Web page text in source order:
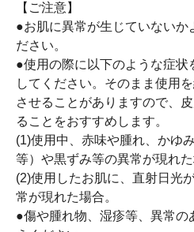
【ご注意】
●お肌に異常が生じていないか
ださい。
●使用の際に以下のような症状
してください。そのまま使用
させることがありますので、
ることをおすすめします。
(1)使用中、赤味や腫れ、かゆ
等）や黒ずみ等の異常が現れた
(2)使用したお肌に、直射日光
常が現れた場合。
●傷や腫れ物、湿疹等、異常の